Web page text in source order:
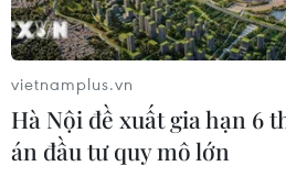
Các nhà đầu tư đang theo
nhà đứng đầu các ngân
bao gồm Chủ tịch ECB
tịch Fed Jerome Powell,
vietnamplus.vn
Hà Nội đề xuất gia hạn 6
án đầu tư quy mô lớn